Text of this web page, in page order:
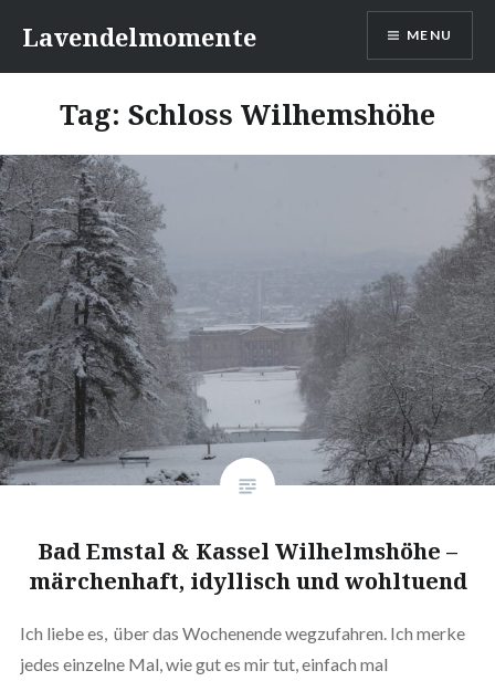
content
Lavendelmomente MENU
Tag: Schloss Wilhemshöhe
Bad Emstal & Kassel Wilhelmshöhe –
märchenhaft, idyllisch und wohltuend
Ich liebe es, über das Wochenende wegzufahren. Ich merke
jedes einzelne Mal, wie gut es mir tut, einfach mal